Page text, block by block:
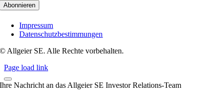
Impressum
Datenschutzbestimmungen
© Allgeier SE. Alle Rechte vorbehalten.
Page load link
Ihre Nachricht an das Allgeier SE Investor Relations-Team